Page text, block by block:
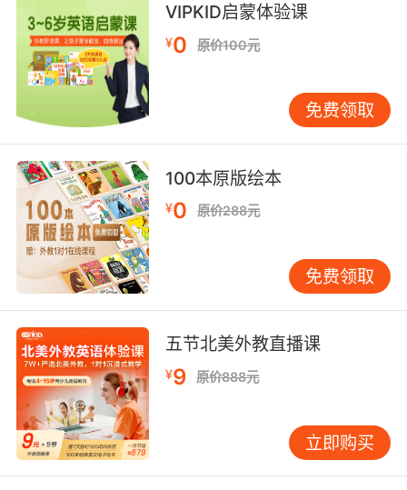
VIPKID启蒙体验课
¥0 原价100元
免费领取
100本原版绘本
¥0 原价288元
免费领取
五节北美外教直播课
¥9 原价888元
立即购买